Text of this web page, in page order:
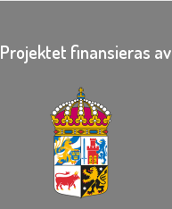
Projektet finansieras av